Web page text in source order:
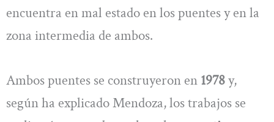
encuentra en mal estado en los puentes y en la
zona intermedia de ambos.
Ambos puentes se construyeron en 1978y,
según ha explicado Mendoza, los trabajos se